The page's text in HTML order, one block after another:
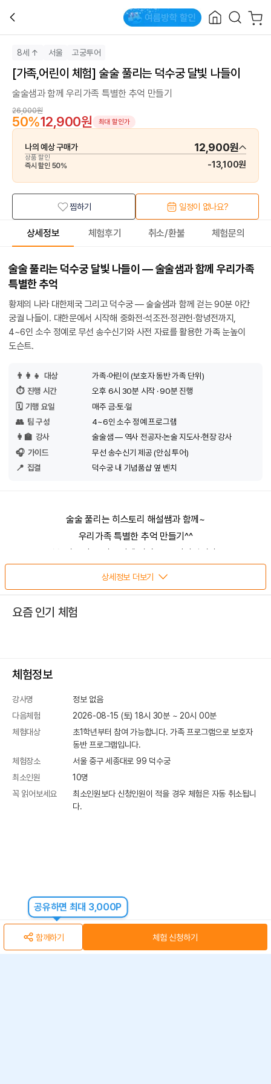
8세 ↑ 서울 고궁투어
[가족,어린이 체험] 술술 풀리는 덕수궁 달빛 나들이
술술샘과 함께 우리가족 특별한 추억 만들기
26,000원
50%12,900원 최대 할인가
나의 예상 구매가 12,900원
상품 할인
즉시 할인 50% -13,100원
찜하기 일정이 없나요?
상세정보 체험후기 취소/환불 체험문의
술술 풀리는 덕수궁 달빛 나들이 — 술술샘과 함께 우리가족
특별한 추억
황제의 나라 대한제국 그리고 덕수궁 — 술술샘과 함께 걷는 90분 야간
궁궐 나들이. 대한문에서 시작해 중화전·석조전·정관헌·함녕전까지,
4~6인 소수 정예로 무선 송수신기와 사전 자료를 활용한 가족 눈높이
도슨트.
👨‍👩‍👧 대상
가족·어린이 (보호자 동반 가족 단위)
⏱️ 진행 시간
오후 6시 30분 시작 · 90분 진행
🗓️ 기행 요일
매주 금·토·일
👥 팀 구성
4~6인 소수 정예 프로그램
👩‍🏫 강사
술술샘 — 역사 전공자·논술 지도사·현장 강사
🎧 가이드
무선 송수신기 제공 (안심 투어)
📍 집결 덕수궁 내 기념품샵 옆 벤치
술술 풀리는 히스토리 해설쌤과 함께~
우리가족 특별한 추억 만들기^^
봄, 가을이 궁 나들이에 가장 좋은 시기입니다.
봄시즌 덕수궁 달빛 나들이는
2025년 3월1일 재오픈됩니다.
(7월13일까지 진행 후 하절기 잠시 쉬고 가을에 재오픈합니다.)
고즈넉하고 분위기 있는 궁을 배경으로
체험 마감시 예약 후 취소 될 수 있습니다.)
** 청사초롱 대여 이벤트는 2025년4월5일부터 6월15일까지
진행됩니다.
이용에 착오 없으시길 바랍니다.
* 덕수궁 달빛 나들이는 2025년3월1일부터 참여 가능합니다^^
상세정보 더보기
요즘 인기 체험
체험정보
강사명
정보 없음
다음체험
2026-08-15 (토) 18시 30분~ 20시 00분
체험대상
초1학년부터 참여 가능합니다. 가족 프로그램으로 보호자
동반 프로그램입니다.
체험장소
서울 중구 세종대로 99 덕수궁
최소인원
10명
꼭 읽어보세요
최소인원보다 신청인원이 적을 경우 체험은 자동 취소됩니
다.
공유하면 최대 3,000P
함께하기 체험 신청하기